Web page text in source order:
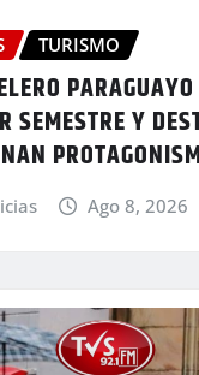
TURISMO
SEMESTRE Y
Ago 8, 2026